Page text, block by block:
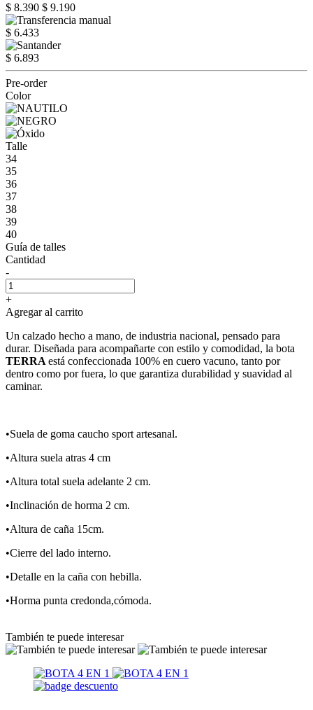
$ 8.390 $ 9.190
$ 6.433
$ 6.893
Pre-order
Color
Talle
34
35
36
37
38
39
40
Guía de talles
Cantidad
-
+
Agregar al carrito
Un calzado hecho a mano, de industria nacional, pensado para
durar. Diseñada para acompañarte con estilo y comodidad, la bota
TERRA está confeccionada 100% en cuero vacuno, tanto por
dentro como por fuera, lo que garantiza durabilidad y suavidad al
caminar.
•Suela de goma caucho sport artesanal.
•Altura suela atras 4 cm
•Altura total suela adelante 2 cm.
•Inclinación de horma 2 cm.
•Altura de caña 15cm.
•Cierre del lado interno.
•Detalle en la caña con hebilla.
•Horma punta credonda,cómoda.
También te puede interesar